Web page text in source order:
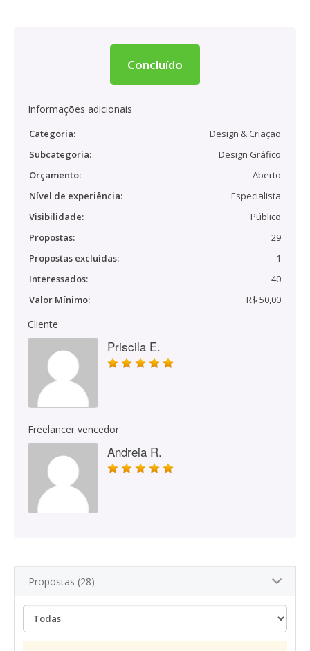
Concluído
Informações adicionais
Categoria:
Design & Criação
Subcategoria:
Design Gráfico
Orçamento:
Aberto
Nível de experiência:
Especialista
Visibilidade:
Público
Propostas:
29
Propostas excluídas:
1
Interessados:
40
Valor Mínimo:
R$ 50,00
Cliente
Priscila E.
Freelancer vencedor
Andreia R.
Propostas (28)